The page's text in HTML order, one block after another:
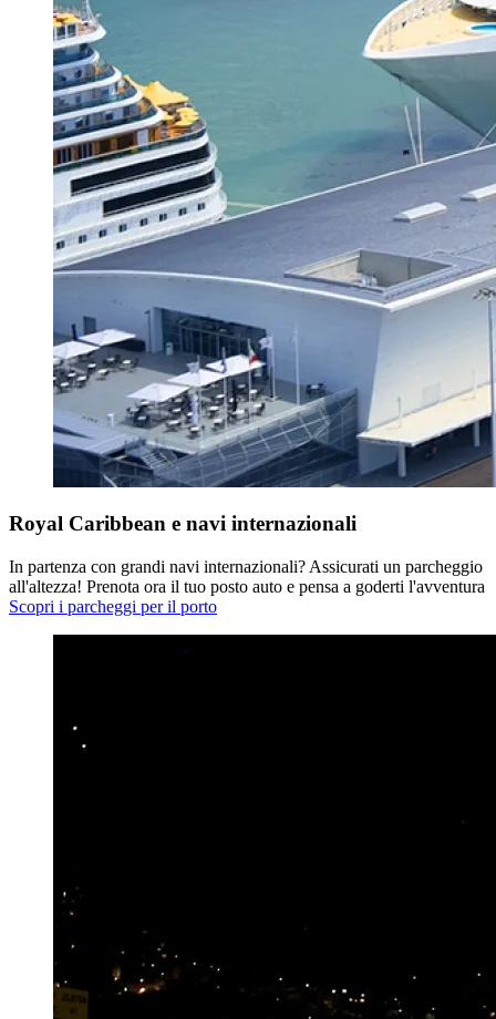
Royal Caribbean e navi internazionali
In partenza con grandi navi internazionali? Assicurati un parcheggio
all'altezza! Prenota ora il tuo posto auto e pensa a goderti l'avventura
Scopri i parcheggi per il porto